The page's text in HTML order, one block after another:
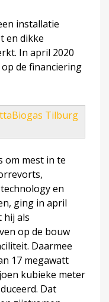
installatie
en dikke
In april 2020
de financiering
Tilburg
om mest in te
en
ging in april
hij als
op de bouw
Daarmee
17 megawatt
kubieke meter
Dat